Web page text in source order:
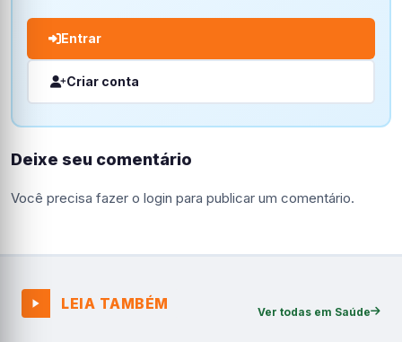
Entrar
Criar conta
Deixe seu comentário
Você precisa fazer o login para publicar um comentário.
LEIA TAMBÉM Ver todas em Saúde